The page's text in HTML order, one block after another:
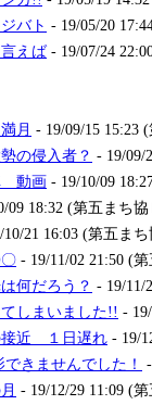
バト - 19/05/20
えば- 19/07/24
月 - 19/09/15 15:23
の侵入者？ - 19/09/
動画 - 19/10/09
09 18:32 (第五まち
10/21 16:03 (第五ま
- 19/11/02 21:50 (
何だろう？ - 19/11/
しまいました!! -
接近 １日遅れ - 19/
きませんでした！
- 19/12/29 11:09 (